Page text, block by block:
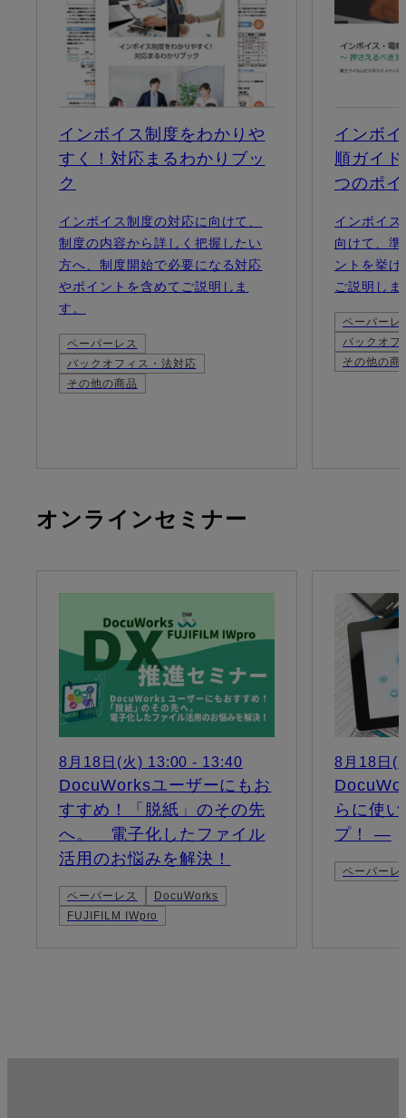
インボイス制度をわかりや
すく！対応まるわかりブッ
ク
インボイス制度の対応に向けて、
制度の内容から詳しく把握したい
方へ、制度開始で必要になる対応
やポイントを含めてご説明しま
す。
ペーパーレス
バックオフィス・法対応
その他の商品
インボ
順ガイ
つのポ
インボイ
向けて、
ントを挙
ご説明しま
ペーパーレ
バックオフ
その他の商
オンラインセミナー
8月18日(火) 13:00 - 13:40
DocuWorksユーザーにもお
すすめ！「脱紙」のその先
へ。 電子化したファイル
活用のお悩みを解決！
ペーパーレス
DocuWorks
FUJIFILM IWpro
8月18日(
らに使
プ！ —
ペーパーレ